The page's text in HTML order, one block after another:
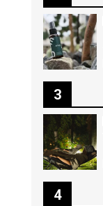
3
4